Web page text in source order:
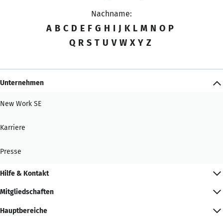
Nachname:
A B C D E F G H I J K L M N O P
Q R S T U V W X Y Z
Unternehmen
New Work SE
Karriere
Presse
Hilfe & Kontakt
Mitgliedschaften
Hauptbereiche